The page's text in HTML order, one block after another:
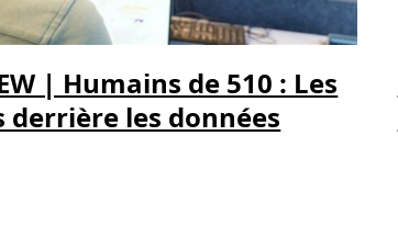
| Humains de 510 : Les
derrière les données